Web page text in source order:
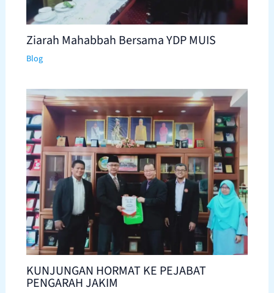
Ziarah Mahabbah Bersama YDP MUIS
Blog
KUNJUNGAN HORMAT KE PEJABAT
PENGARAH JAKIM